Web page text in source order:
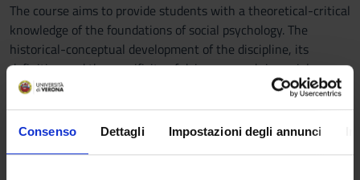
Consenso Dettagli Impostazioni degli annunci
The course aims to provide students with a theoretical-critical
knowledge of the foundations of social psychology. The
historical-conceptual development of the discipline, its
definition and the specificity of doing research in social
psychology will be presented. For example, the themes related
to self-perception, social perception, dynamics related to
social influence will be explored with particular attention to